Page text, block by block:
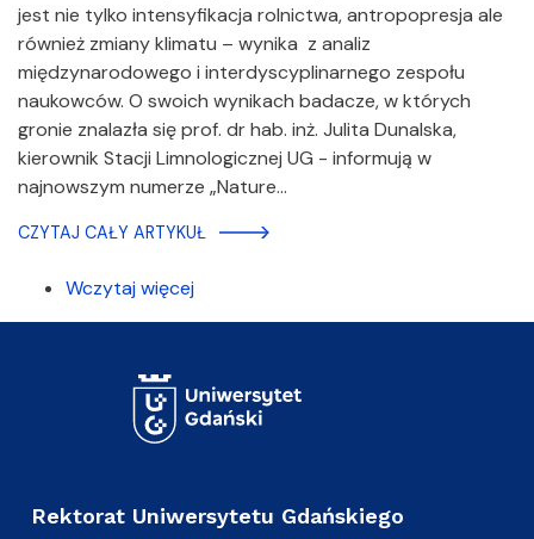
jest nie tylko intensyfikacja rolnictwa, antropopresja ale
również zmiany klimatu – wynika z analiz
międzynarodowego i interdyscyplinarnego zespołu
naukowców. O swoich wynikach badacze, w których
gronie znalazła się prof. dr hab. inż. Julita Dunalska,
kierownik Stacji Limnologicznej UG - informują w
najnowszym numerze „Nature…
CZYTAJ CAŁY ARTYKUŁ
Wczytaj więcej
Rektorat Uniwersytetu Gdańskiego